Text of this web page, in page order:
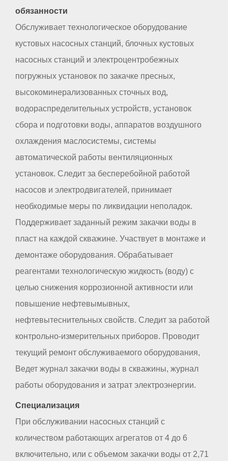
обязанности
Обслуживает технологическое оборудование
кустовых насосных станций, блочных кустовых
насосных станций и электроцентробежных
погружных установок по закачке пресных,
высокоминерализованных сточных вод,
водораспределительных устройств, установок
сбора и подготовки воды, аппаратов воздушного
охлаждения маслосистемы, системы
автоматической работы вентиляционных
установок. Следит за бесперебойной работой
насосов и электродвигателей, принимает
необходимые меры по ликвидации неполадок.
Поддерживает заданный режим закачки воды в
пласт на каждой скважине. Участвует в монтаже и
демонтаже оборудования. Обрабатывает
реагентами технологическую жидкость (воду) с
целью снижения коррозионной активности или
повышение нефтевымывных,
нефтевытеснительных свойств. Следит за работой
контрольно-измерительных приборов. Проводит
текущий ремонт обслуживаемого оборудования,
Ведет журнал закачки воды в скважины, журнал
работы оборудования и затрат электроэнергии.
Специализация
При обслуживании насосных станций с
количеством работающих агрегатов от 4 до 6
включительно, или с объемом закачки воды от 2,71